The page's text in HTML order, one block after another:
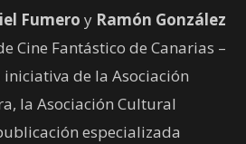
Fumero y Ramón González
Cine Fantástico de Canarias –
iniciativa de la Asociación
la Asociación Cultural
especializada